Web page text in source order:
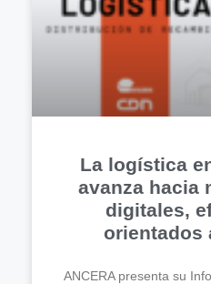
La logística
avanza hacia
digitales,
orientados
ANCERA presenta su